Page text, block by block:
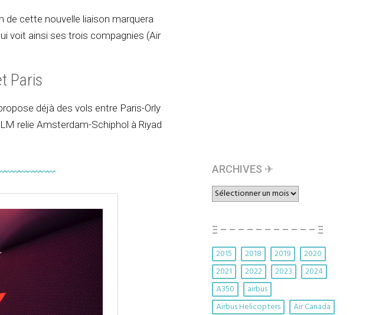
de cette nouvelle liaison marquera
voit ainsi ses trois compagnies (Air
Paris
déjà des vols entre Paris-Orly
relie Amsterdam-Schiphol à Riyad
ARCHIVES ✈︎
ARCHIVES
✈︎
Ξ – – – – – – – – – – – Ξ
2015 2018 2019
2020
2021
2022 2023
2024
A350
airbus
Airbus Helicopters
Air Canada